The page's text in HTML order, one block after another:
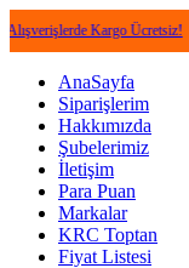
Kargo Ücretsiz! •
AnaSayfa
Siparişlerim
Hakkımızda
Şubelerimiz
İletişim
Para Puan
Markalar
KRC Toptan
Fiyat Listesi